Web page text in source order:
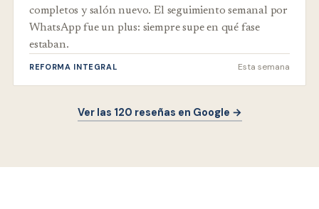
completos y salón nuevo. El seguimiento semanal por
WhatsApp fue un plus: siempre supe en qué fase
estaban.
REFORMA INTEGRAL Esta semana
Ver las 120 reseñas en Google →